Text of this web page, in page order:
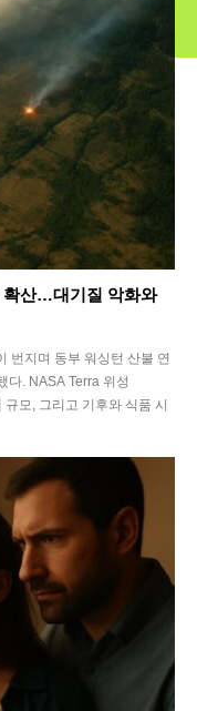
확산…대기질 악화와
번지며 동부 워싱턴 산불 연
다. NASA Terra 위성
모, 그리고 기후와 식품 시